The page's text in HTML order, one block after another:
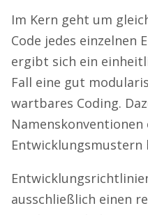
Im Kern geht um
Code jedes einzelnen
ergibt sich ein
Fall eine gut
wartbares Coding.
Entwicklungsmustern
ausschließlich einen